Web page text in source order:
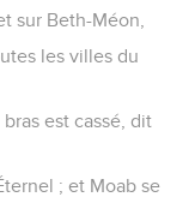
sur Beth-Méon,
les villes du
est cassé, dit
; et Moab se